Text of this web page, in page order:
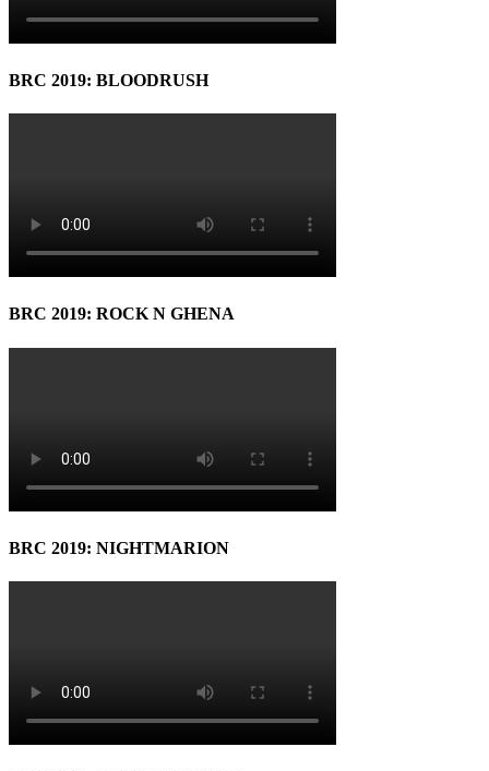
BRC 2019: BLOODRUSH
BRC 2019: ROCK N GHENA
BRC 2019: NIGHTMARION